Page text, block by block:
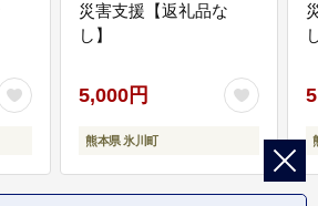
災害支援【返礼品な
し】
5,000円
熊本県 氷川町